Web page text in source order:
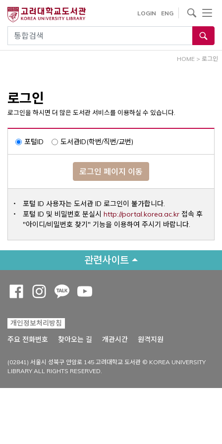
건
통합검색
LOGIN ENG
사이트내 검색
HOME > 로그인
로그인
로그인을 하시면 더 많은 도서관 서비스를 이용하실 수 있습니다.
포털ID 도서관ID(학번/직번/교번)
로그인 페이지 이동
포털 ID 사용자는 도서관 ID 로그인이 불가합니다.
포털 ID 및 비밀번호 분실시 http://portal.korea.ac.krOpens a
접속 후
"아이디/비밀번호 찾기" 기능을 이용하여 주시기 바랍니다.
관련사이트
개인정보처리방침
주요 전화번호
찾아오는 길 개관시간 원격지원
(02841) 서울시 성북구 안암로 145 고려대학교 도서관 © KOREA UNIVERSITY
LIBRARY ALL RIGHTS RESERVED.
Opens a new window
Opens a new window
Opens a new window